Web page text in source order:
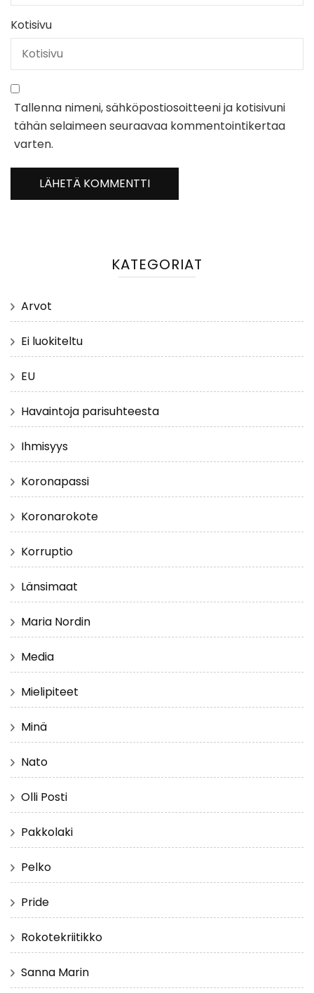
Kotisivu
Tallenna nimeni, sähköpostiosoitteeni ja kotisivuni
tähän selaimeen seuraavaa kommentointikertaa
varten.
KATEGORIAT
Arvot
Ei luokiteltu
EU
Havaintoja parisuhteesta
Ihmisyys
Koronapassi
Koronarokote
Korruptio
Länsimaat
Maria Nordin
Media
Mielipiteet
Minä
Nato
Olli Posti
Pakkolaki
Pelko
Pride
Rokotekriitikko
Sanna Marin